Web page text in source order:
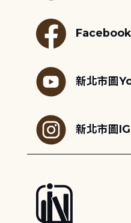
Facebook
新北市圖
新北市圖IG